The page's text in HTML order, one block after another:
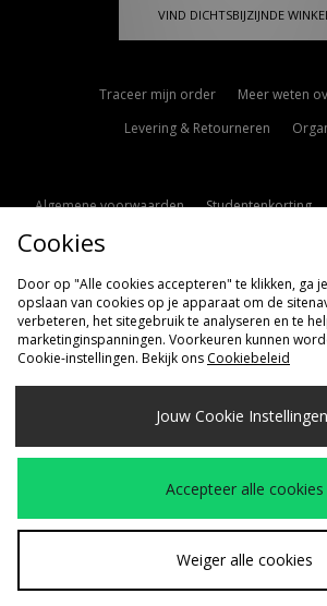
VIND DICHTSBIJZIJNDE
Traceer mijn order
Meer weten
Levering & Retourneren
Algemene voorwaarden Studentenkorting
Cookie Instellingen
Verzenden Naar
Nederland
Wij accepteren de volgende
Bezoek onze bedrijfspagina
Cookies
Door op "Alle cookies accepteren" te klikken, ga
opslaan van cookies op je apparaat om de
verbeteren, het sitegebruik te analyseren en te
marketinginspanningen. Voorkeuren kunnen
Cookie-instellingen. Bekijk ons Cookiebeleid
Jouw Cookie Instellingen
Accepteer alle cookies
Weiger alle cookies